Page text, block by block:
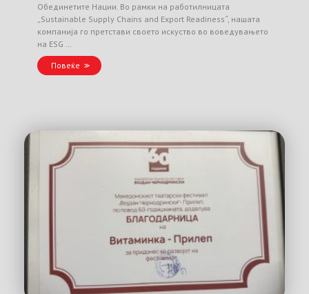
Обединетите Нации. Во рамки на работилницата
„Sustainable Supply Chains and Export Readiness“, нашата
компанија го претстави своето искуство во воведувањето
на ESG …
Повеќе